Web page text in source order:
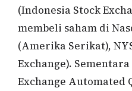
(Indonesia Stock
membeli saham di
(Amerika Serikat),
Exchange).
Exchange Automated